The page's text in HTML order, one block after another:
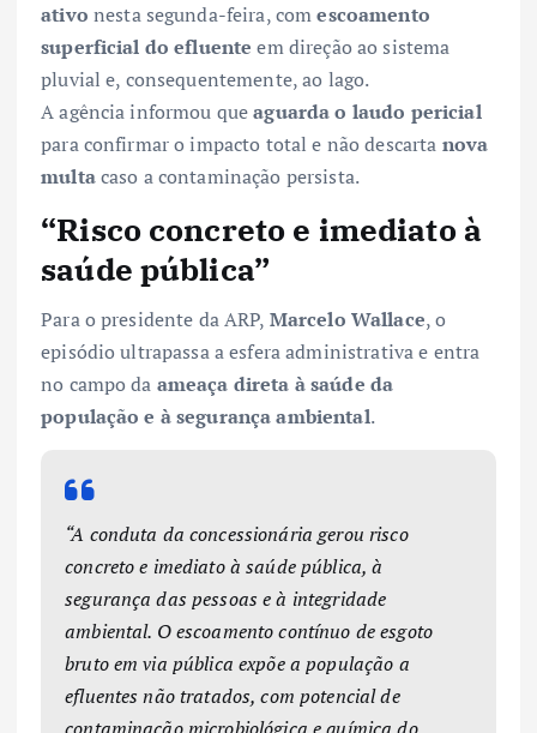
ativo nesta segunda-feira, comescoamento
superficial do efluente em direção ao sistema
pluvial e, consequentemente, ao lago.
A agência informou queaguarda o laudo pericial
para confirmar o impacto total e não descarta nova
multacaso a contaminação persista.
“Risco concreto e imediato à
saúde pública”
Para o presidente da ARP, Marcelo Wallace, o
episódio ultrapassa a esfera administrativa e entra
no campo da ameaça direta à saúde da
população e à segurança ambiental.
“A conduta da concessionária gerou risco
concreto e imediato à saúde pública, à
segurança das pessoas e à integridade
ambiental. O escoamento contínuo de esgoto
bruto em via pública expõe a população a
efluentes não tratados, com potencial de